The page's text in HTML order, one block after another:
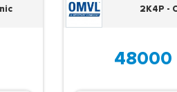
2K4P -
48000